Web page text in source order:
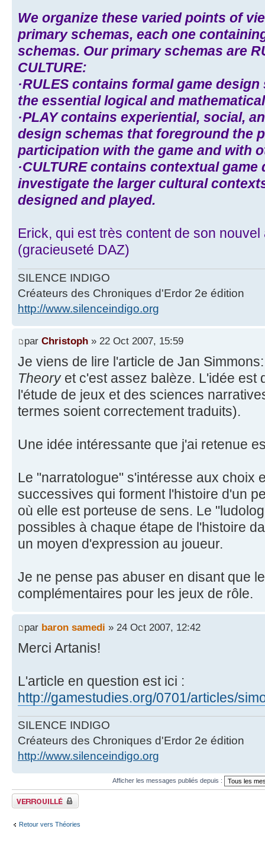
We organize these varied points of
primary schemas, each one
schemas. Our primary schemas are
CULTURE:
·RULES contains formal game
the essential logical and
·PLAY contains experiential, social,
design schemas that foreground the
participation with the game and with
·CULTURE contains contextual
investigate the larger cultural
designed and played.
Erick, qui est très content de son
(gracieuseté DAZ)
SILENCE INDIGO
Créateurs des Chroniques d'Erdor 2e édition
http://www.silenceindigo.org
par Christoph » 22 Oct 2007, 15:59
Je viens de lire l'article de Jan
Theoryet c'est assez balèze. L'idée est
l'étude de jeux et des sciences
termes soient correctement traduits).
Une idée intéressante que j'ai retenue
Le "narratologue" s'intéresse aux choix
successives qui forment l'histoire d'un
où elle est porteuse de sens. Le
possibles à chaque étape de l'histoire
un moyen d'expression au joueur.
Je ne pense pas abuser en disant que
complémentaires pour les jeux de rôle.
par baron samedi » 24 Oct 2007, 12:42
Merci Artanis!
L'article en question est ici :
http://gamestudies.org/0701/articles/
SILENCE INDIGO
Créateurs des Chroniques d'Erdor 2e édition
http://www.silenceindigo.org
Afficher les messages publiés depuis :
Fil verrouillé
Retour vers Théories